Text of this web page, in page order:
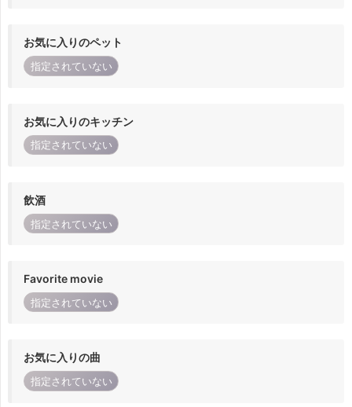
お気に入りのペット
指定されていない
お気に入りのキッチン
指定されていない
飲酒
指定されていない
Favorite movie
指定されていない
お気に入りの曲
指定されていない